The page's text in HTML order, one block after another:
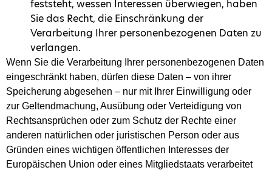
feststeht, wessen Interessen überwiegen, haben
Sie das Recht, die Einschränkung der
Verarbeitung Ihrer personenbezogenen Daten zu
verlangen.
Wenn Sie die Verarbeitung Ihrer personenbezogenen Daten
eingeschränkt haben, dürfen diese Daten – von ihrer
Speicherung abgesehen – nur mit Ihrer Einwilligung oder
zur Geltendmachung, Ausübung oder Verteidigung von
Rechtsansprüchen oder zum Schutz der Rechte einer
anderen natürlichen oder juristischen Person oder aus
Gründen eines wichtigen öffentlichen Interesses der
Europäischen Union oder eines Mitgliedstaats verarbeitet